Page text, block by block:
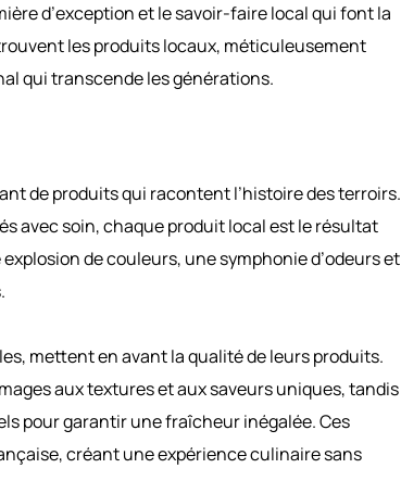
d’exception et le savoir-faire local qui font la
les produits locaux, méticuleusement
qui transcende les générations.
de produits qui racontent l’histoire des terroirs.
avec soin, chaque produit local est le résultat
de couleurs, une symphonie d’odeurs et
mettent en avant la qualité de leurs produits.
aux textures et aux saveurs uniques, tandis
pour garantir une fraîcheur inégalée. Ces
créant une expérience culinaire sans